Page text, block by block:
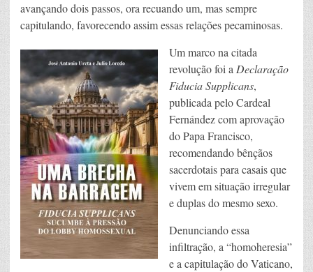
avançando dois passos, ora recuando um, mas sempre
capitulando, favorecendo assim essas relações pecaminosas.
Um marco na citada
revolução foi aDeclaração
Fiducia Supplicans,
publicada pelo Cardeal
Fernández com aprovação
do Papa Francisco,
recomendando bênçãos
sacerdotais para casais que
vivem em situação irregular
e duplas do mesmo sexo.
Denunciando essa
infiltração, a “homoheresia”
e a capitulação do Vaticano,